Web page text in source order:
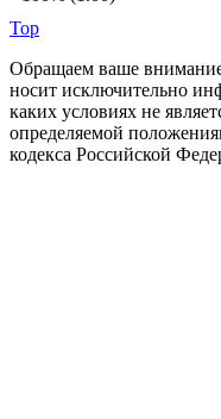
Top
Обращаем ваше
носит исключительно
каких условиях не
определяемой
кодекса Российской